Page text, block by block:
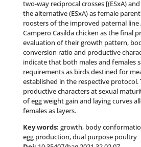
two-way reciprocal crosses [(ESxA)
the alternative (ESxA) as female
roosters of the improved paternal line
Campero Casilda chicken as the final
evaluation of their growth pattern,
conversion ratio and productive
indicate that both males and females
requirements as birds destined for
established in the respective protocol.
productive characters at sexual
of egg weight gain and laying curves
females as layers.
Key words: growth, body
egg production, dual purpose poultry